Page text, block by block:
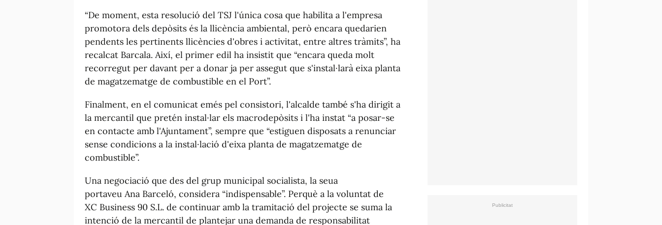
“De moment, esta resolució del TSJ l'única cosa que habilita a l'empresa
promotora dels depòsits és la llicència ambiental, però encara quedarien
pendents les pertinents llicències d'obres i activitat, entre altres tràmits”, ha
recalcat Barcala. Així, el primer edil ha insistit que “encara queda molt
recorregut per davant per a donar ja per assegut que s'instal·larà eixa planta
de magatzematge de combustible en el Port”.
Finalment, en el comunicat emés pel consistori, l'alcalde també s'ha dirigit a
la mercantil que pretén instal·lar els macrodepòsits i l'ha instat “a posar-se
en contacte amb l'Ajuntament”, sempre que “estiguen disposats a renunciar
sense condicions a la instal·lació d'eixa planta de magatzematge de
combustible”.
Una negociació que des del grup municipal socialista, la seua
portaveu Ana Barceló, considera “indispensable”. Perquè a la voluntat de
XC Business 90 S.L. de continuar amb la tramitació del projecte se suma la
intenció de la mercantil de plantejar una demanda de responsabilitat